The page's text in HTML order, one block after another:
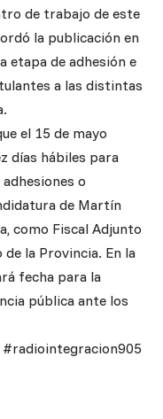
de trabajo de este
la publicación en
etapa de adhesión e
a las distintas
el 15 de mayo
días hábiles para
o
de Martín
como Fiscal Adjunto
de la Provincia. En la
fecha para la
pública ante los
#radiointegracion905